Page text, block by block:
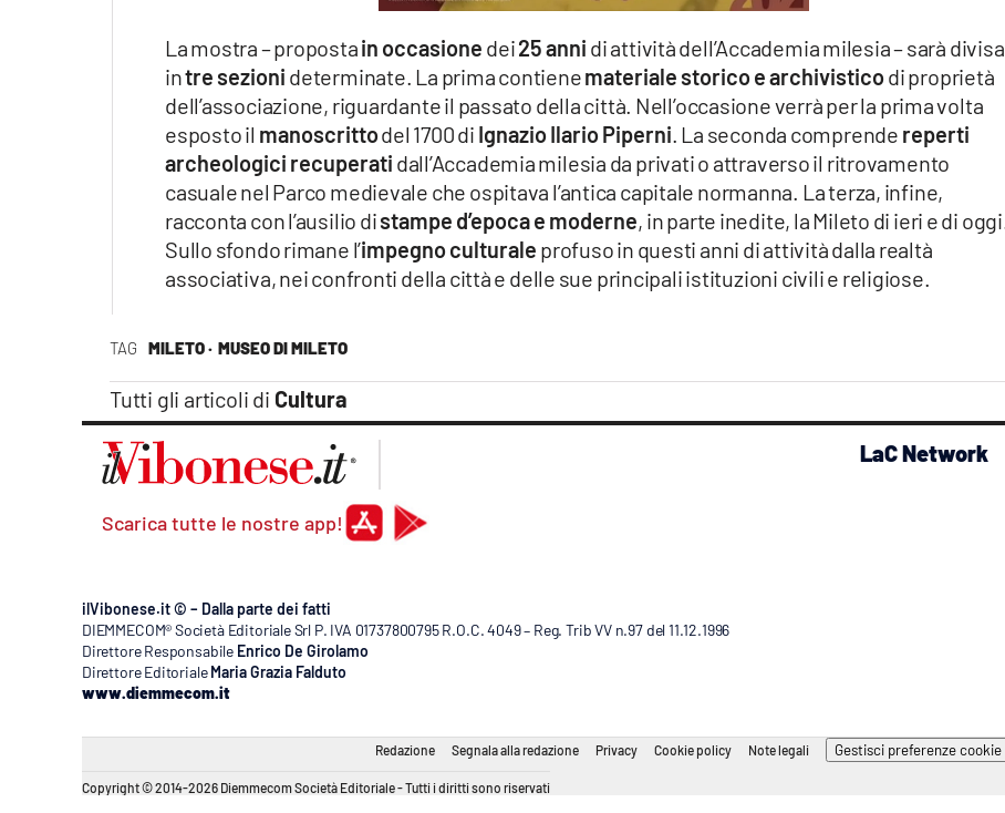
TAG MILETO · MUSEO DI MILETO
Tutti gli articoli di Cultura
La mostra – propostain occasione dei25 anni di attività dell’Accademia milesia – sarà divisa
intre sezioni determinate. La prima contienemateriale storico e archivisticodi proprietà
dell’associazione, riguardante il passato della città. Nell’occasione verrà per la prima volta
esposto il manoscrittodel 1700 di Ignazio Ilario Piperni . La seconda comprende reperti
archeologici recuperati dall’Accademia milesia da privati o attraverso il ritrovamento
casuale nel Parco medievale che ospitava l’antica capitale normanna. La terza, infine,
racconta con l’ausilio distampe d’epoca e moderne, in parte inedite, la Mileto di ieri e di oggi.
Sullo sfondo rimane l’impegno culturale profuso in questi anni di attività dalla realtà
associativa, nei confronti della città e delle sue principali istituzioni civili e religiose.
Scarica tutte le nostre app!
LaC Network
ilVibonese.it © – Dalla parte dei fatti
DIEMMECOM® Società Editoriale Srl P. IVA 01737800795 R.O.C. 4049 – Reg. Trib VV n.97 del 11.12.1996
Direttore Responsabile Enrico De Girolamo
Direttore Editoriale Maria Grazia Falduto
www.diemmecom.it
Redazione Segnala alla redazione Privacy Cookie policy Note legali Gestisci preferenze cookie
Copyright © 2014-2026 Diemmecom Società Editoriale - Tutti i diritti sono riservati